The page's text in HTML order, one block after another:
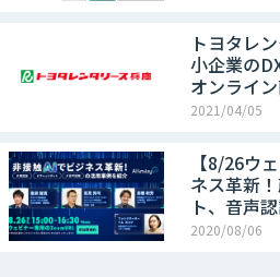
トヨタレ
小企業の
オンライ
2021/04/05
【8/26ウ
ネス革新
ト、音声
2020/08/06